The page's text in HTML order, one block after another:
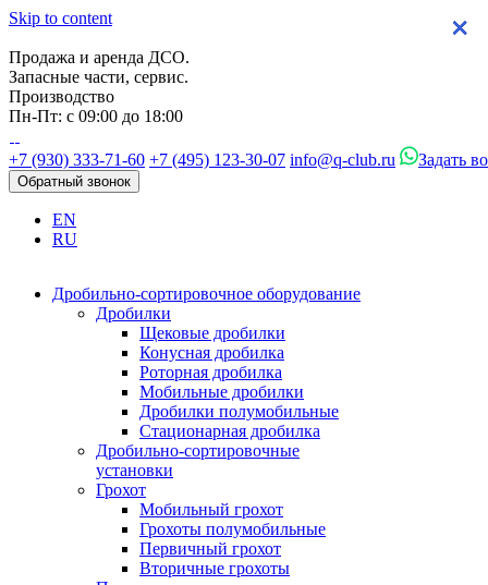
Skip to content
Продажа и аренда ДСО.
Запасные части, сервис.
Производство
Пн-Пт: с 09:00 до 18:00
+7 (930) 333-71-60 +7 (495) 123-30-07 info@q-club.ru Задать
Обратный звонок
EN
RU
Дробильно-сортировочное оборудование
Дробилки
Щековые дробилки
Конусная дробилка
Роторная дробилка
Мобильные дробилки
Дробилки полумобильные
Стационарная дробилка
Дробильно-сортировочные
установки
Грохот
Мобильный грохот
Грохоты полумобильные
Первичный грохот
Вторичные грохоты
×
×
×
×